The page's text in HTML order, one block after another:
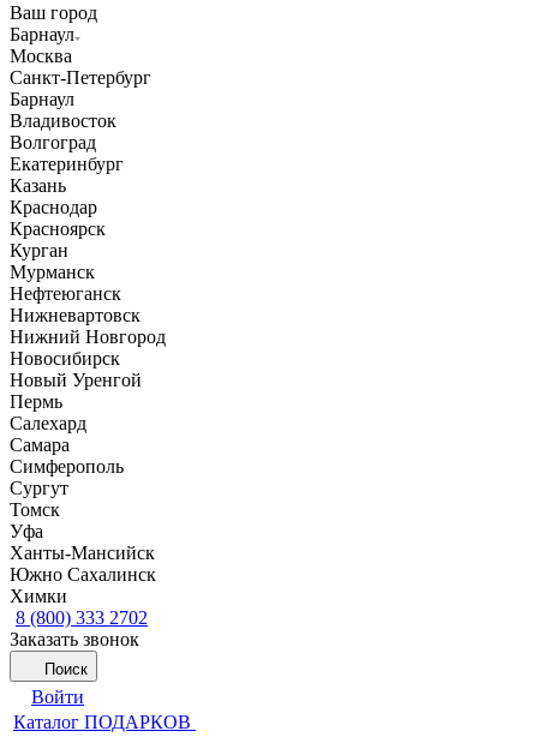
Ваш город
Барнаул
Москва
Санкт-Петербург
Барнаул
Владивосток
Волгоград
Екатеринбург
Казань
Краснодар
Красноярск
Курган
Мурманск
Нефтеюганск
Нижневартовск
Нижний Новгород
Новосибирск
Новый Уренгой
Пермь
Салехард
Самара
Симферополь
Сургут
Томск
Уфа
Ханты-Мансийск
Южно Сахалинск
Химки
8 (800) 333 2702
Заказать звонок
Поиск
Войти
Каталог ПОДАРКОВ